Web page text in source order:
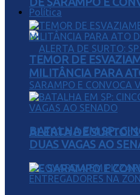
Política
ALERTA DE SURTO:
DE SARAMPO E
TEMOR DE
MILITÂNCIA PARA
BATALHA EM SP:
DUAS VAGAS AO